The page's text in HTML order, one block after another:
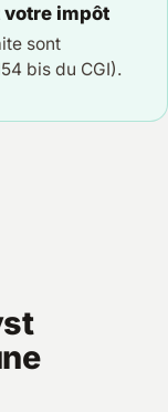
impôt
sont
bis du CGI).